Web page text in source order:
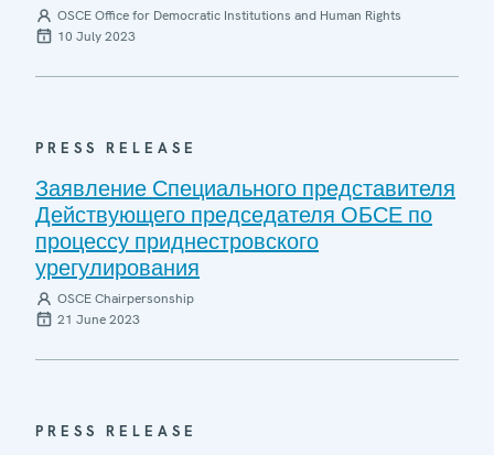
OSCE Office for Democratic Institutions and Human Rights
10 July 2023
PRESS RELEASE
Заявление Специального представителя
Действующего председателя ОБСЕ по
процессу приднестровского
урегулирования
OSCE Chairpersonship
21 June 2023
PRESS RELEASE